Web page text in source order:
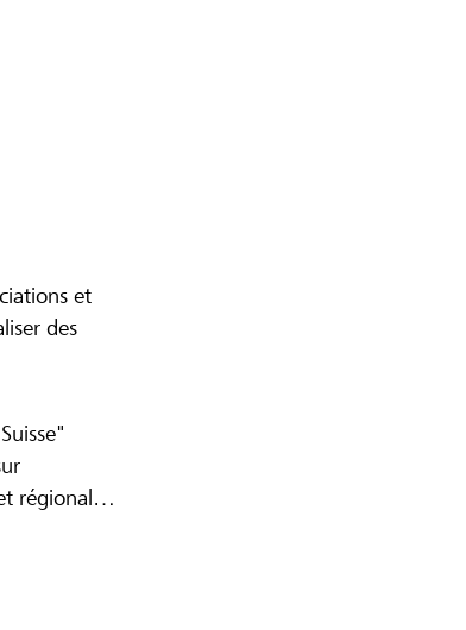
et
des
régional